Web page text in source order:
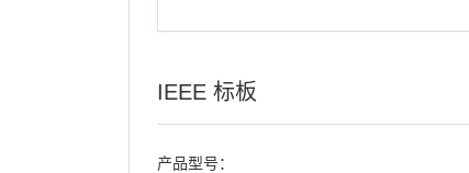
IEEE 标板
产品型号：